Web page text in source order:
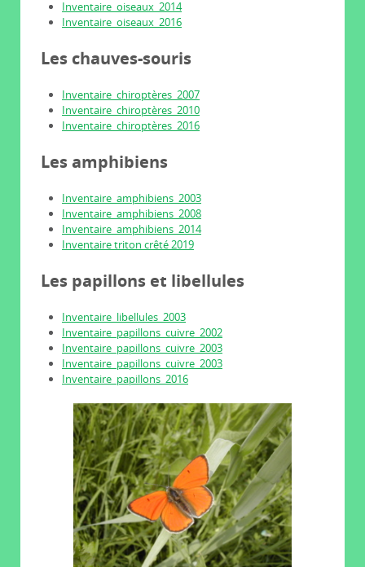
Inventaire_oiseaux_2014
Inventaire_oiseaux_2016
Les chauves-souris
Inventaire_chiroptères_2007
Inventaire_chiroptères_2010
Inventaire_chiroptères_2016
Les amphibiens
Inventaire_amphibiens_2003
Inventaire_amphibiens_2008
Inventaire_amphibiens_2014
Inventaire triton crêté 2019
Les papillons et libellules
Inventaire_libellules_2003
Inventaire_papillons_cuivre_2002
Inventaire_papillons_cuivre_2003
Inventaire_papillons_cuivre_2003
Inventaire_papillons_2016